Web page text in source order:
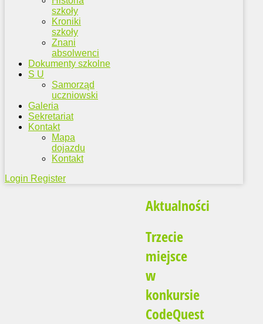
szkoły
Kroniki
szkoły
Znani
absolwenci
Dokumenty szkolne
S U
Samorząd
uczniowski
Galeria
Sekretariat
Kontakt
Mapa
dojazdu
Kontakt
Login Register
Aktualności
Trzecie
miejsce
w
konkursie
CodeQuest